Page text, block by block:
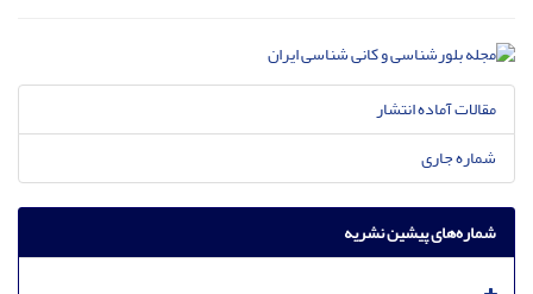
مقالات آماده انتشار
شماره جاری
شماره‌های پیشین نشریه